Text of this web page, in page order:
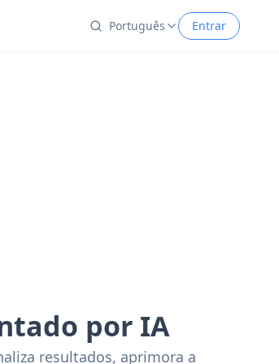
Português Entrar
por IA
resultados, aprimora a